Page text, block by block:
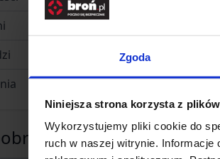
Zgoda
Niniejsza strona korzysta z
Wykorzystujemy pliki cookie do
ruch w naszej witrynie.
gładka
nie